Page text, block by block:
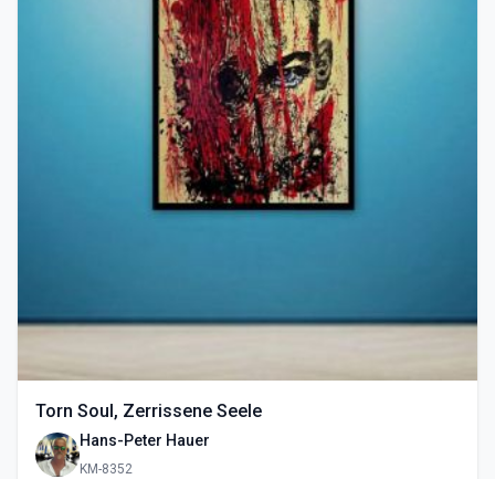
Torn Soul, Zerrissene Seele
Hans-Peter Hauer
KM-8352